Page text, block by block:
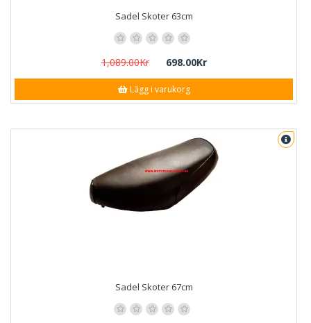
Sadel Skoter 63cm
1,089.00Kr 698.00Kr
Lägg i varukorg
Sadel Skoter 67cm